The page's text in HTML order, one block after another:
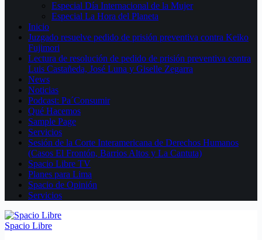
Especial Día Internacional de la Mujer
Especial La Hora del Planeta
Inicio
Juzgado resuelve pedido de prisión preventiva contra Keiko
Fujimori
Lectura de resolución de pedido de prisión preventiva contra
Luis Castañeda, José Luna y Giselle Zegarra
News
Noticias
Podcast: Pa´Consumir
Qué Hacemos
Sample Page
Servicios
Sesión de la Corte Interamericana de Derechos Humanos
(Casos El Frontón, Barrios Altos y La Cantuta)
Spacio Libre TV
Planes para Lima
Spacio de Opinión
Servicios
Spacio Libre